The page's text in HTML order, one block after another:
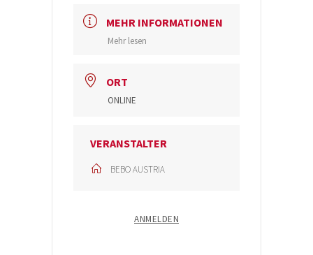
MEHR INFORMATIONEN
Mehr lesen
ORT
ONLINE
VERANSTALTER
BEBO AUSTRIA
ANMELDEN